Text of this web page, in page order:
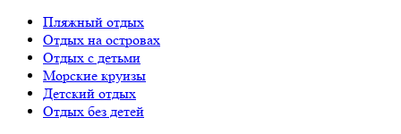
Пляжный отдых
Отдых на островах
Отдых с детьми
Морские круизы
Детский отдых
Отдых без детей